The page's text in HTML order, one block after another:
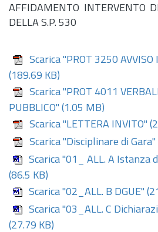
AFFIDAMENTO INTERVENTO
DELLA S.P. 530
Scarica "PROT 3250 AVVISO
(189.69 KB)
Scarica "PROT 4011
PUBBLICO" (1.05 MB)
Scarica "LETTERA INVITO"
Scarica "Disciplinare di Gara"
Scarica "01_ ALL. A Istanza
(86.5 KB)
Scarica "02_ALL. B DGUE"
Scarica "03_ALL. C
(27.79 KB)